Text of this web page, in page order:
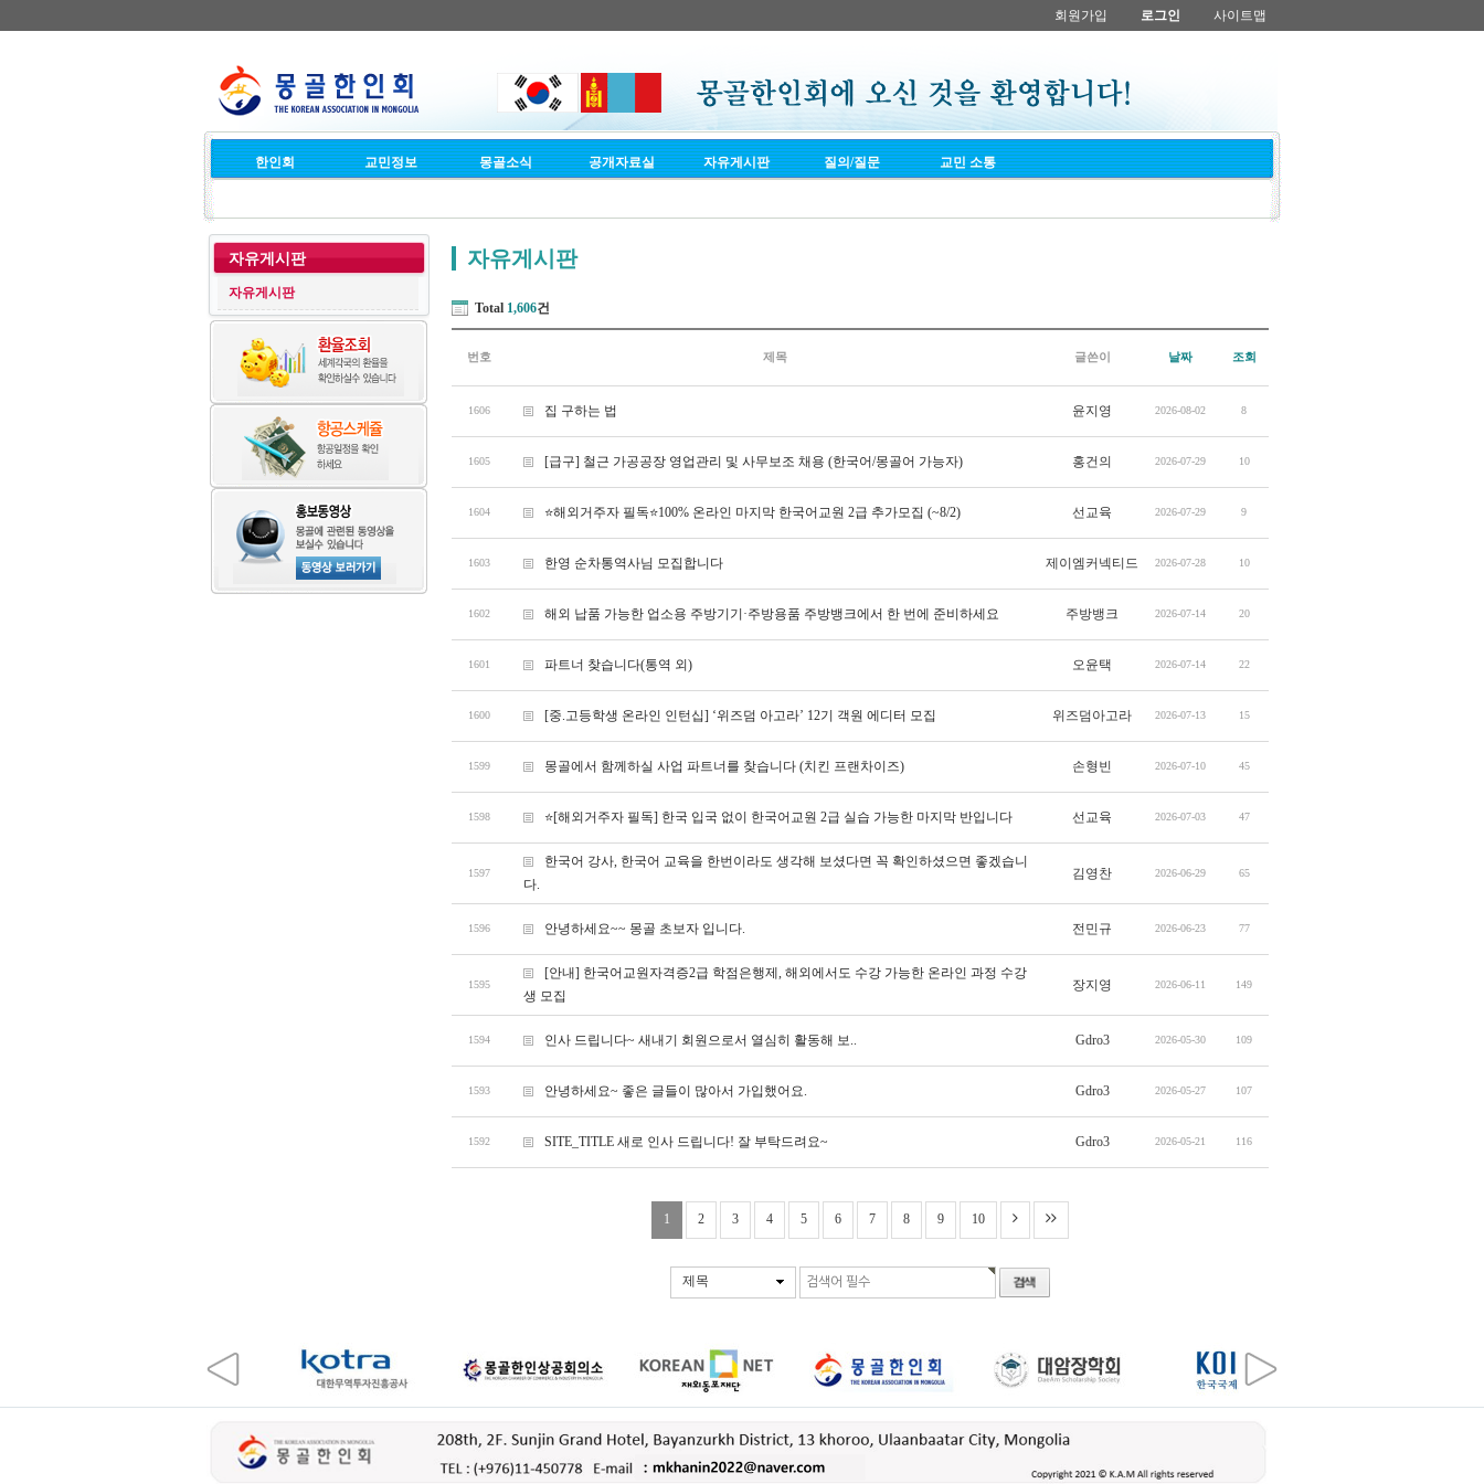
회원가입 로그인 사이트맵
한인회 교민정보 몽골소식 공개자료실 자유게시판 질의/질문 교민 소통
자유게시판
자유게시판
자유게시판
Total 1,606건
번호 제목 글쓴이 날짜 조회
1606 집 구하는 법 윤지영 2026-08-02 8
1605 [급구] 철근 가공공장 영업관리 및 사무보조 채용 (한국어/몽골어 가능자) 홍건의 2026-07-29 10
1604 ⭐해외거주자 필독⭐100% 온라인 마지막 한국어교원 2급 추가모집 (~8/2) 선교육 2026-07-29 9
1603 한영 순차통역사님 모집합니다 제이엠커넥티드 2026-07-28 10
1602 해외 납품 가능한 업소용 주방기기·주방용품 주방뱅크에서 한 번에 준비하세요 주방뱅크 2026-07-14 20
1601 파트너 찾습니다(통역 외) 오윤택 2026-07-14 22
1600 [중.고등학생 온라인 인턴십] ‘위즈덤 아고라’ 12기 객원 에디터 모집 위즈덤아고라 2026-07-13 15
1599 몽골에서 함께하실 사업 파트너를 찾습니다 (치킨 프랜차이즈) 손형빈 2026-07-10 45
1598 ⭐[해외거주자 필독] 한국 입국 없이 한국어교원 2급 실습 가능한 마지막 반입니다 선교육 2026-07-03 47
1597
한국어 강사, 한국어 교육을 한번이라도 생각해 보셨다면 꼭 확인하셨으면 좋겠습니
다.
김영찬 2026-06-29 65
1596 안녕하세요~~ 몽골 초보자 입니다. 전민규 2026-06-23 77
1595
[안내] 한국어교원자격증2급 학점은행제, 해외에서도 수강 가능한 온라인 과정 수강
생 모집
장지영 2026-06-11 149
1594 인사 드립니다~ 새내기 회원으로서 열심히 활동해 보.. Gdro3 2026-05-30 109
1593 안녕하세요~ 좋은 글들이 많아서 가입했어요. Gdro3 2026-05-27 107
1592 SITE_TITLE 새로 인사 드립니다! 잘 부탁드려요~ Gdro3 2026-05-21 116
1 2 3 4 5 6 7 8 9 10
제목